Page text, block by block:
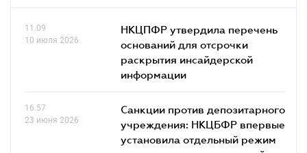
11.09
10 июля 2026
НКЦПФР утвердила перечень
оснований для отсрочки
раскрытия инсайдерской
информации
16.57
23 июня 2026
Санкции против депозитарного
учреждения: НКЦБФР впервые
установила отдельный режим